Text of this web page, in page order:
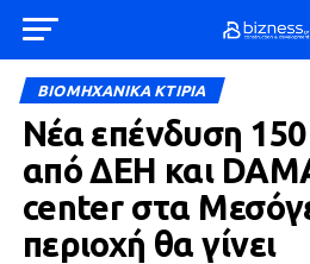
ΒΙΟΜΗΧΑΝΙΚΑ ΚΤΙΡΙΑ
Νέα επένδυση
από ΔΕΗ και
center στα
περιοχή θα γίνει